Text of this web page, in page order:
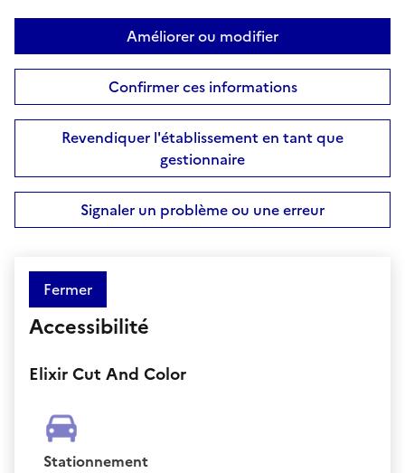
Améliorer ou modifier
Confirmer ces informations
Revendiquer l'établissement en tant que
gestionnaire
Signaler un problème ou une erreur
Fermer
Accessibilité
Elixir Cut And Color
Stationnement